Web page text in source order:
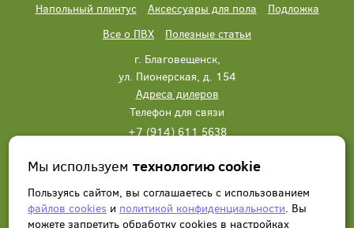
Напольный плинтус
Аксессуары для пола
Подложка
Все о ПВХ
Полезные статьи
г. Благовещенск,
ул. Пионерская, д. 154
Адреса дилеров
Телефон для связи
+7 (914) 611 5638
Написать нам Заказать звонок
Мы используемтехнологию cookie
Пользуясь сайтом, вы соглашаетесь с использованием
файлов cookies и политикой конфиденциальности. Вы
можете запретить обработку сookies в настройках